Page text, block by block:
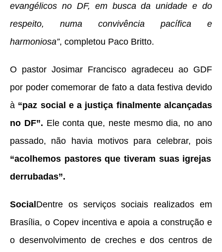
evangélicos no DF, em busca da unidade e do
respeito, numa convivência pacífica e
harmoniosa”, completou Paco Britto.
O pastor Josimar Francisco agradeceu ao GDF
por poder comemorar de fato a data festiva devido
à “paz social e a justiça finalmente alcançadas
no DF”. Ele conta que, neste mesmo dia, no ano
passado, não havia motivos para celebrar, pois
“acolhemos pastores que tiveram suas igrejas
derrubadas”.
SocialDentre os serviços sociais realizados em
Brasília, o Copev incentiva e apoia a construção e
o desenvolvimento de creches e dos centros de